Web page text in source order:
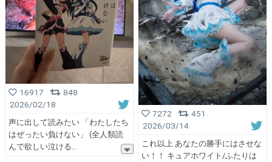
16917
848
2026/02/18
声に出して読みたい 「わたしたち
はぜったい負けない」 (全人類読
んで欲しい泣ける
7272
451
2026/03/14
これ以上 あなたの勝手にはさせな
い！！ キュアホワイト/ふたりは